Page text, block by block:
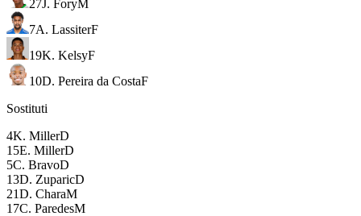
27J. ForyM
7A. LassiterF
19K. KelsyF
10D. Pereira da CostaF
Sostituti
4K. MillerD
15E. MillerD
5C. BravoD
13D. ZuparicD
21D. CharaM
17C. ParedesM